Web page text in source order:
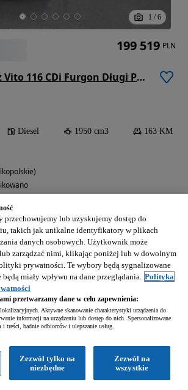
1 / 6
Mercedes-Benz Vito 116 CDi Furgon Długi PRO
Diesel 1950 cm3
163 KM
Zobacz ogłoszenia
Mercedes-Benz - Samochody dostawcze
Naprawa samochodów
Szybka naprawa
199 519 PLN
przechowujemy lub uzyskujemy dostęp do
takich jak unikalne identyfikatory w plikach
danych osobowych. Użytkownik może
zarządzać nimi, klikając poniżej lub w dowolnym
prywatności. Te wybory będą sygnalizowane
miały wpływu na dane przeglądania. Polityka
przetwarzamy dane w celu zapewnienia:
Aktywne skanowanie charakterystyki urządzenia do
informacji na urządzeniu lub dostęp do nich. Spersonalizowane
treści, badnie odbiorców i ulepszanie usług.
Zezwól na
wszystkie
Zezwól tylko na
niezbędne